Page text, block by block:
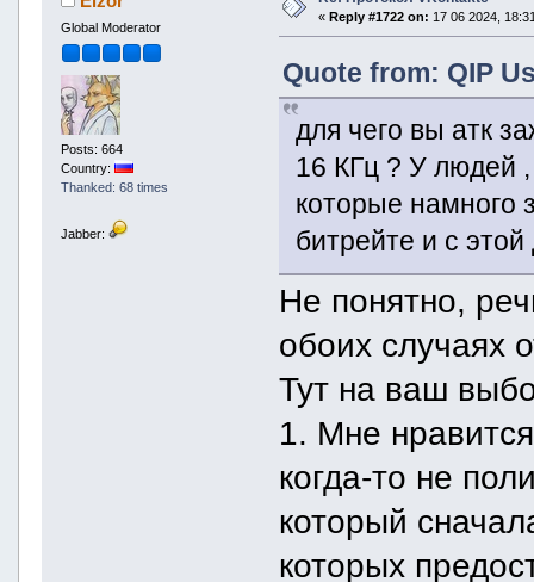
Global Moderator
Posts: 664
Country:
Thanked: 68 times
Jabber:
« Reply #1722 on: 17 06 2024,
Quote from: QIP
для чего вы атк
16 КГц ? У людей
которые намного
битрейте и с этой
Не понятно,
обоих случаях
Тут на ваш
1. Мне
когда-то не
который
которых